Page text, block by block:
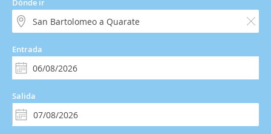
Dónde ir
Entrada
Salida